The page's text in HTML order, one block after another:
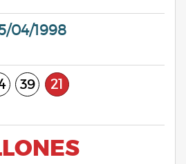
04/1998
39 21